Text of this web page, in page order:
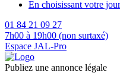
En choisissant votre
01 84 21 09 27
7h00 à 19h00 (non surtaxé)
Espace JAL-Pro
Publiez une annonce légale